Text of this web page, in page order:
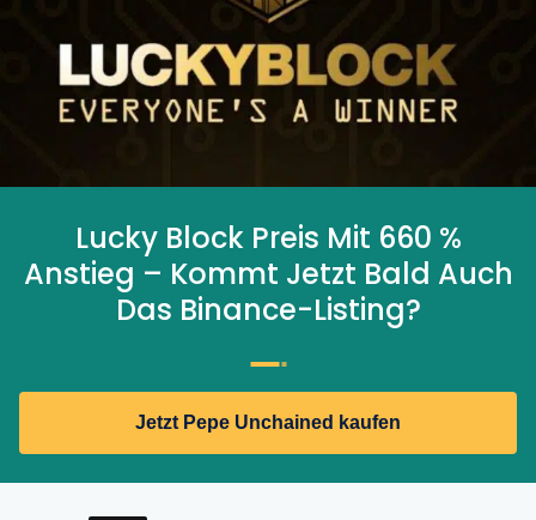
Lucky Block Preis Mit 660 %
Anstieg – Kommt Jetzt Bald Auch
Das Binance-Listing?
Jetzt Pepe Unchained kaufen